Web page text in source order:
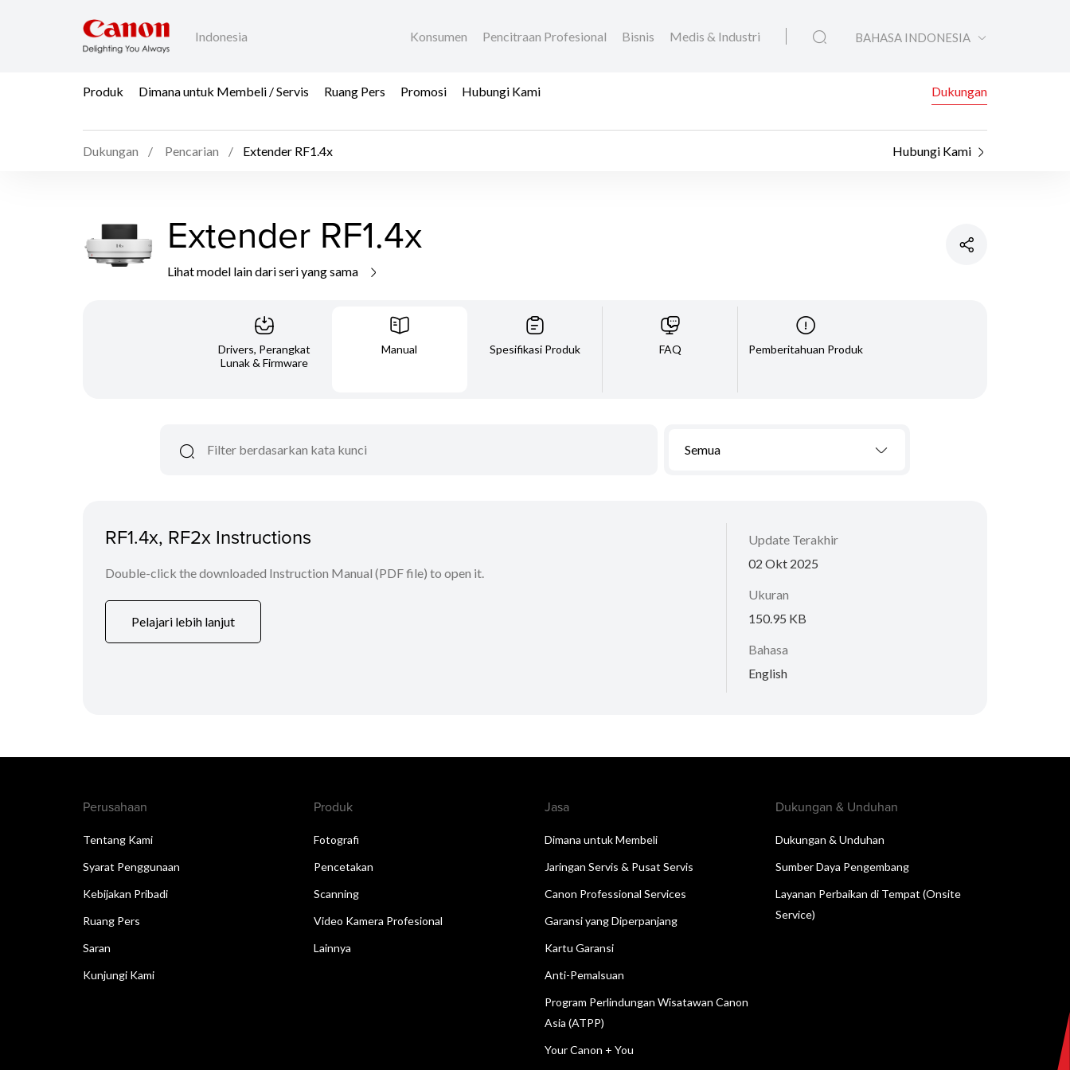
Indonesia Konsumen Pencitraan Profesional Bisnis Medis & Industri BAHASA INDONESIA
Produk Dimana untuk Membeli / Servis Ruang Pers Promosi Hubungi Kami Dukungan
Dukungan Pencarian Extender RF1.4x Hubungi Kami
Extender RF1.4x
Lihat model lain dari seri yang sama
Drivers, Perangkat
Lunak & Firmware
Manual Spesifikasi Produk FAQ Pemberitahuan Produk
Semua
RF1.4x, RF2x Instructions
Double-click the downloaded Instruction Manual (PDF file) to open it.
Pelajari lebih lanjut
Update Terakhir
02 Okt 2025
Ukuran
150.95 KB
Bahasa
English
Perusahaan
Tentang Kami
Syarat Penggunaan
Kebijakan Pribadi
Ruang Pers
Saran
Kunjungi Kami
Produk
Fotografi
Pencetakan
Scanning
Video Kamera Profesional
Lainnya
Jasa
Dimana untuk Membeli
Jaringan Servis & Pusat Servis
Canon Professional Services
Garansi yang Diperpanjang
Kartu Garansi
Anti-Pemalsuan
Program Perlindungan Wisatawan Canon
Asia (ATPP)
Your Canon + You
Dukungan & Unduhan
Dukungan & Unduhan
Sumber Daya Pengembang
Layanan Perbaikan di Tempat (Onsite
Service)